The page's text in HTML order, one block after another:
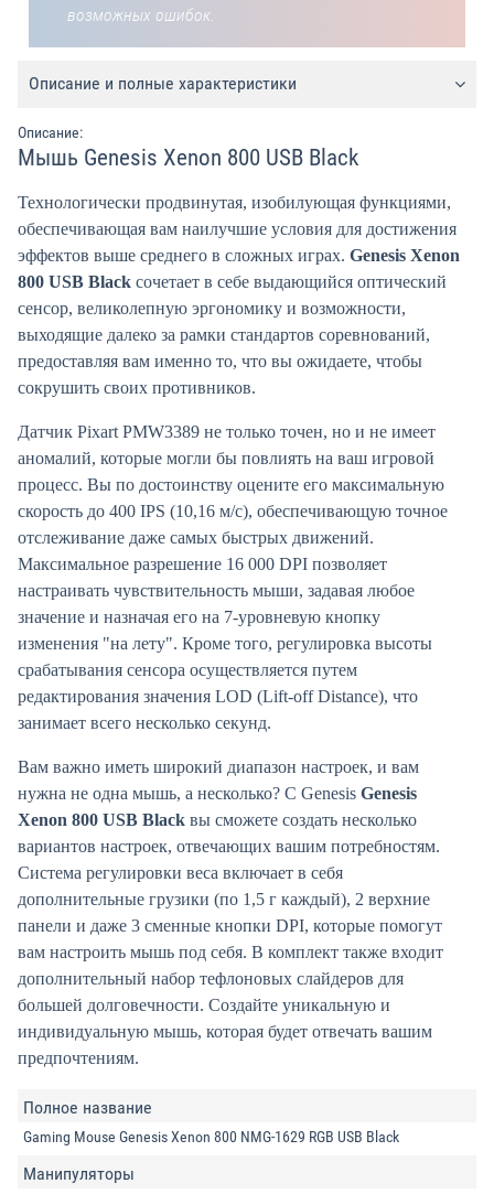
возможных ошибок.
Описание и полные характеристики
Описание:
Мышь Genesis Xenon 800 USB Black
Технологически продвинутая, изобилующая функциями,
обеспечивающая вам наилучшие условия для достижения
эффектов выше среднего в сложных играх. Genesis Xenon
800 USB Black сочетает в себе выдающийся оптический
сенсор, великолепную эргономику и возможности,
выходящие далеко за рамки стандартов соревнований,
предоставляя вам именно то, что вы ожидаете, чтобы
сокрушить своих противников.
Датчик Pixart PMW3389 не только точен, но и не имеет
аномалий, которые могли бы повлиять на ваш игровой
процесс. Вы по достоинству оцените его максимальную
скорость до 400 IPS (10,16 м/с), обеспечивающую точное
отслеживание даже самых быстрых движений.
Максимальное разрешение 16 000 DPI позволяет
настраивать чувствительность мыши, задавая любое
значение и назначая его на 7-уровневую кнопку
изменения "на лету". Кроме того, регулировка высоты
срабатывания сенсора осуществляется путем
редактирования значения LOD (Lift-off Distance), что
занимает всего несколько секунд.
Вам важно иметь широкий диапазон настроек, и вам
нужна не одна мышь, а несколько? С Genesis Genesis
Xenon 800 USB Black вы сможете создать несколько
вариантов настроек, отвечающих вашим потребностям.
Система регулировки веса включает в себя
дополнительные грузики (по 1,5 г каждый), 2 верхние
панели и даже 3 сменные кнопки DPI, которые помогут
вам настроить мышь под себя. В комплект также входит
дополнительный набор тефлоновых слайдеров для
большей долговечности. Создайте уникальную и
индивидуальную мышь, которая будет отвечать вашим
предпочтениям.
Полное название
Gaming Mouse Genesis Xenon 800 NMG-1629 RGB USB Black
Манипуляторы